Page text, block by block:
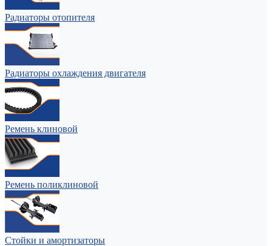
Радиаторы отопителя
Радиаторы охлаждения двигателя
Ремень клиновой
Ремень поликлиновой
Стойки и амортизаторы